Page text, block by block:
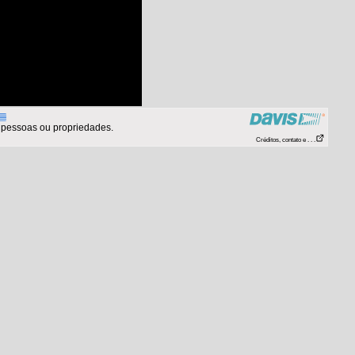
ou propriedades.
Créditos, contato e . . .